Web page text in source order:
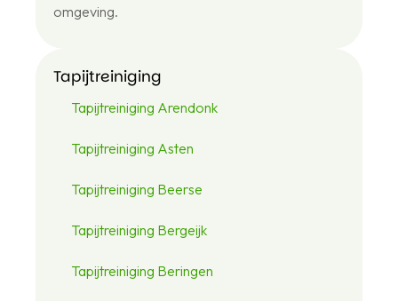
omgeving.
Tapijtreiniging
Tapijtreiniging Arendonk
Tapijtreiniging Asten
Tapijtreiniging Beerse
Tapijtreiniging Bergeijk
Tapijtreiniging Beringen